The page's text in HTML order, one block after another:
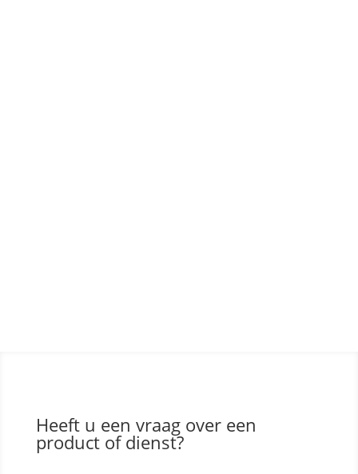
Heeft u een vraag over een
product of dienst?